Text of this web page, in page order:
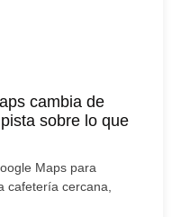
cambia de
sobre lo que
Maps para
cafetería cercana,